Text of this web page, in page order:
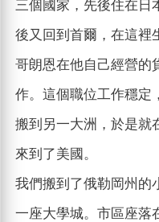
三個國家，先後住在日
後又回到首爾，在這裡
哥朗恩在他自己經營的
作。這個職位工作穩定
搬到另一大洲，於是就
來到了美國。
我們搬到了俄勒岡州的
一座大學城。市區座落